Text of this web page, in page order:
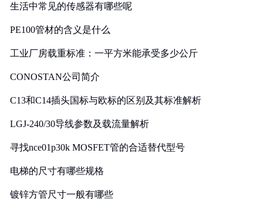
生活中常见的传感器有哪些呢
PE100管材的含义是什么
工业厂房载重标准：一平方米能承受多少公斤
CONOSTAN公司简介
C13和C14插头国标与欧标的区别及其标准解析
LGJ-240/30导线参数及载流量解析
寻找nce01p30k MOSFET管的合适替代型号
电梯的尺寸有哪些规格
镀锌方管尺寸一般有哪些